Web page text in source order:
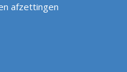
afzettingen